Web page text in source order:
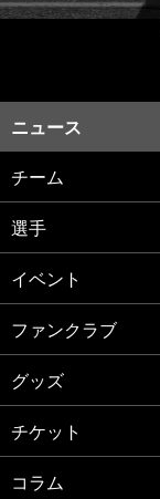
ニュース
チーム
選手
イベント
ファンクラブ
グッズ
チケット
コラム